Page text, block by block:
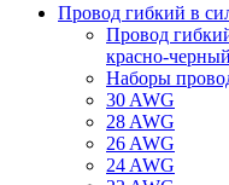
Провод гибкий в
Провод
красно-черный
Наборы
30 AWG
28 AWG
26 AWG
24 AWG